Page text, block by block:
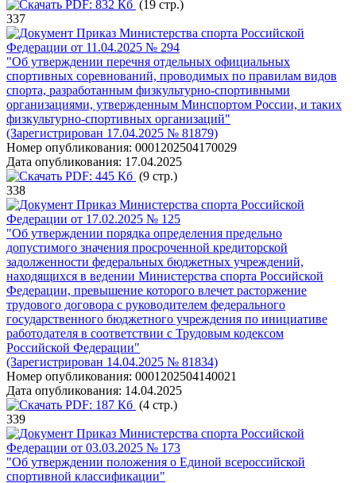
PDF: 832 Кб (19 стр.)
337
Приказ Министерства спорта Российской
Федерации от 11.04.2025 № 294
"Об утверждении перечня отдельных официальных
спортивных соревнований, проводимых по правилам видов
спорта, разработанным физкультурно-спортивными
организациями, утвержденным Минспортом России, и таких
физкультурно-спортивных организаций"
(Зарегистрирован 17.04.2025 № 81879)
Номер опубликования: 0001202504170029
Дата опубликования: 17.04.2025
PDF: 445 Кб (9 стр.)
338
Приказ Министерства спорта Российской
Федерации от 17.02.2025 № 125
"Об утверждении порядка определения предельно
допустимого значения просроченной кредиторской
задолженности федеральных бюджетных учреждений,
находящихся в ведении Министерства спорта Российской
Федерации, превышение которого влечет расторжение
трудового договора с руководителем федерального
государственного бюджетного учреждения по инициативе
работодателя в соответствии с Трудовым кодексом
Российской Федерации"
(Зарегистрирован 14.04.2025 № 81834)
Номер опубликования: 0001202504140021
Дата опубликования: 14.04.2025
PDF: 187 Кб (4 стр.)
339
Приказ Министерства спорта Российской
Федерации от 03.03.2025 № 173
"Об утверждении положения о Единой всероссийской
спортивной классификации"